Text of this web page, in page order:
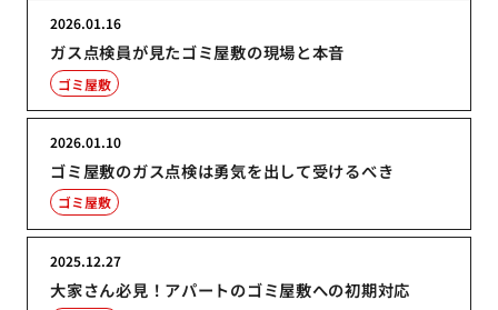
ガス点検員が見たゴミ屋敷の現場と本音
2026.01.16
ゴミ屋敷
ゴミ屋敷のガス点検は勇気を出して受けるべき
2026.01.10
ゴミ屋敷
大家さん必見！アパートのゴミ屋敷への初期対応
2025.12.27